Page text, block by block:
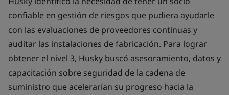
confiable en gestión de riesgos que pudiera ayudarle
con las evaluaciones de proveedores continuas y
auditar las instalaciones de fabricación. Para lograr
obtener el nivel 3, Husky buscó asesoramiento, datos y
capacitación sobre seguridad de la cadena de
suministro que acelerarían su progreso hacia la